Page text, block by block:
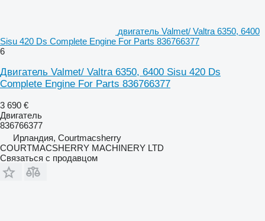
двигатель Valmet/ Valtra 6350, 6400
Sisu 420 Ds Complete Engine For Parts 836766377
6
Двигатель Valmet/ Valtra 6350, 6400 Sisu 420 Ds
Complete Engine For Parts 836766377
3 690 €
Двигатель
836766377
Ирландия, Courtmacsherry
COURTMACSHERRY MACHINERY LTD
Связаться с продавцом